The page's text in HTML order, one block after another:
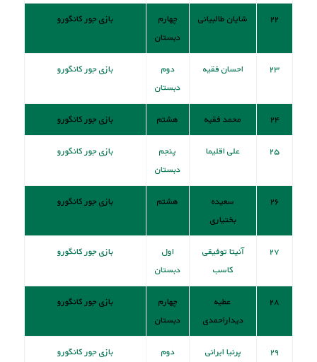
۲۲ شایان طالبیانی
چهارم
دبستان
بازی جور کانگورو
۲۳ احسان فقیه
دوم
دبستان
بازی جور کانگورو
۲۴ محمد فقیه هشتم بازی جور کانگورو
۲۵ علی اقلیما
پنجم
دبستان
بازی جور کانگورو
۲۶
سعیده
بختیاری
هشتم بازی جور کانگورو
۲۷
آنیتا توفیقی
کاسب
اول
دبستان
بازی جور کانگورو
۲۸
عطیه
دیداراحمدی
چهارم
دبستان
بازی جور کانگورو
۲۹ پرنیا ایرانی
دوم
بازی جور کانگورو